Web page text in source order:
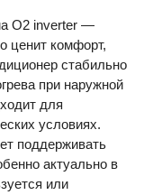
O2 inverter —
ценит комфорт,
стабильно
при наружной
для
условиях.
поддерживать
актуально в
или